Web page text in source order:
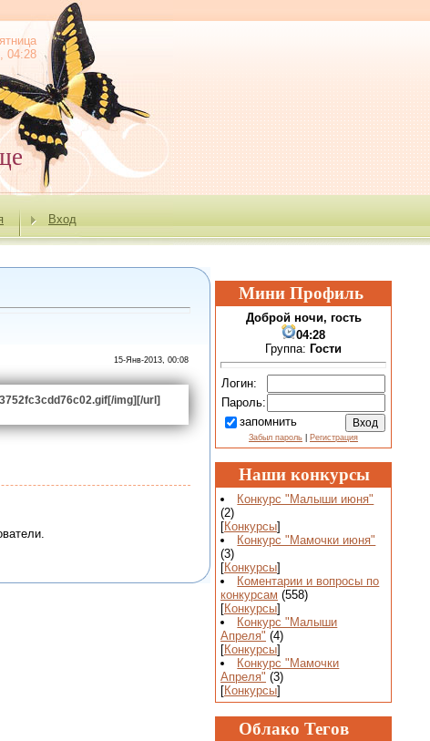
04:28
Вход
15-Янв-2013, 00:08
img][/url]
Мини Профиль
Доброй ночи, гость
04:28
Группа: Гости
Логин:
Пароль:
запомнить
Забыл пароль Регистрация
Наши конкурсы
Конкурс "Малыши июня"
(2)
[Конкурсы]
Конкурс "Мамочки июня"
(3)
[Конкурсы]
Коментарии и вопросы по
конкурсам (558)
[Конкурсы]
Конкурс "Малыши
Апреля" (4)
[Конкурсы]
Конкурс "Мамочки
Апреля" (3)
[Конкурсы]
Облако Тегов